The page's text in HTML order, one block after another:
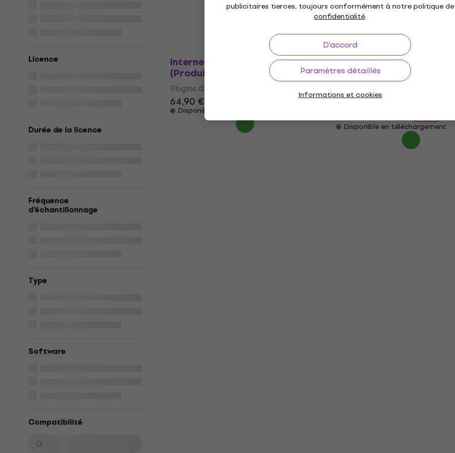
publicitaires tierces, toujours conformément à notre politique de
confidentialité.
D'accord
Paramètres détaillés
Informations et cookies
Licence
Durée de la licence
Fréquence
d’échantillonnage
Type
Software
Compatibilité
Plugins d'effets
Disponible en téléchargement
41,40 € 43,10 €
Disponible en téléchargement
Internet Co. Audio Input FX
(Produit numérique)
Plugins d'effets
64,90 €
Disponible en téléchargement
LIQUID SKY Liquid Sky Zen
Delay (Produit numérique)
Plugins d'effets
Disponible en téléchargement